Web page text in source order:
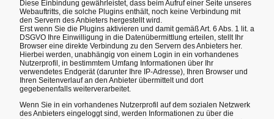
Diese Einbindung gewährleistet, dass beim Aufruf einer Seite unseres
Webauftritts, die solche Plugins enthält, noch keine Verbindung mit
den Servern des Anbieters hergestellt wird.
Erst wenn Sie die Plugins aktivieren und damit gemäß Art. 6 Abs. 1 lit. a
DSGVO Ihre Einwilligung in die Datenübermittlung erteilen, stellt Ihr
Browser eine direkte Verbindung zu den Servern des Anbieters her.
Hierbei werden, unabhängig von einem Login in ein vorhandenes
Nutzerprofil, in bestimmtem Umfang Informationen über Ihr
verwendetes Endgerät (darunter Ihre IP-Adresse), Ihren Browser und
Ihren Seitenverlauf an den Anbieter übermittelt und dort
gegebenenfalls weiterverarbeitet.
Wenn Sie in ein vorhandenes Nutzerprofil auf dem sozialen Netzwerk
des Anbieters eingeloggt sind, werden Informationen zu über die